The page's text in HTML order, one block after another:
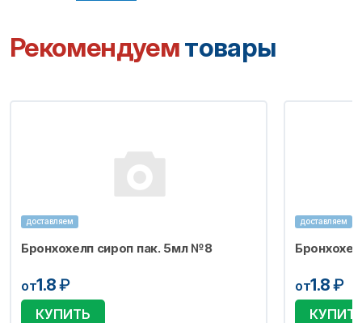
Рекомендуемтовары
доставляем
Бронхохелп сироп пак. 5мл №8
от1.8₽
КУПИТЬ
доставляем
от1.8₽